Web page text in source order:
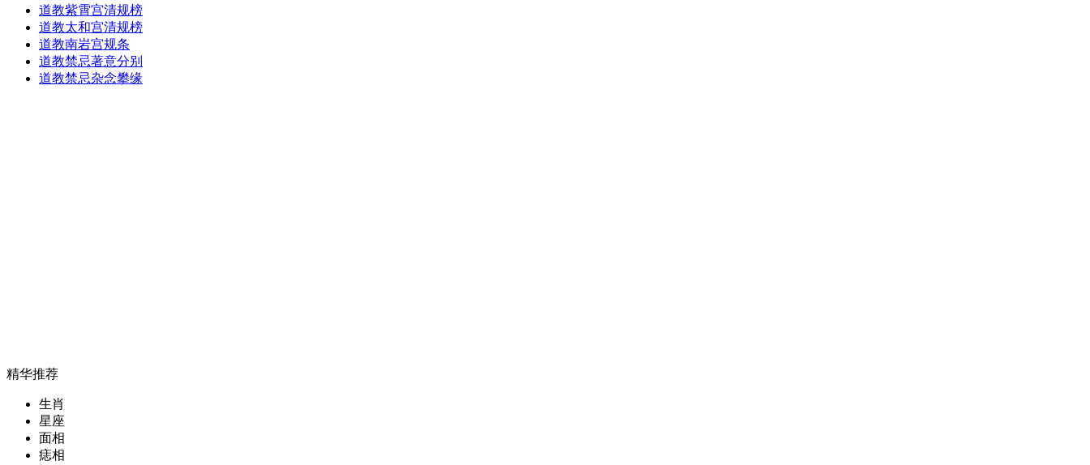
道教紫霄宫清规榜
道教太和宫清规榜
道教南岩宫规条
道教禁忌著意分别
道教禁忌杂念攀缘
精华推荐
生肖
星座
面相
痣相